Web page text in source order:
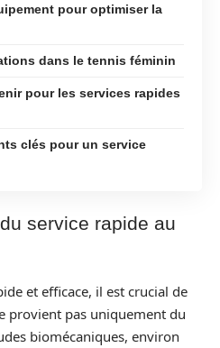
pour optimiser la
dans le tennis féminin
pour les services rapides
clés pour un service
service rapide au
et efficace, il est crucial de
provient pas uniquement du
biomécaniques, environ